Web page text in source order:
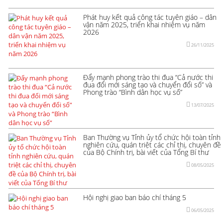
Phát huy kết quả công tác tuyên giáo – dân
vận năm 2025, triển khai nhiệm vụ năm
2026
26/11/2025
Đẩy mạnh phong trào thi đua “Cả nước thi
đua đổi mới sáng tạo và chuyển đổi số” và
Phong trào “Bình dân học vụ số”
13/07/2025
Ban Thường vụ Tỉnh ủy tổ chức hội toàn tỉnh
nghiên cứu, quán triệt các chỉ thị, chuyên đề
của Bộ Chính trị, bài viết của Tổng Bí thư
08/05/2025
Hội nghị giao ban báo chí tháng 5
06/05/2025